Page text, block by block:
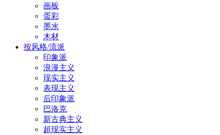
画板
蛋彩
墨水
木材
按风格/流派
印象派
浪漫主义
现实主义
表现主义
后印象派
巴洛克
新古典主义
超现实主义